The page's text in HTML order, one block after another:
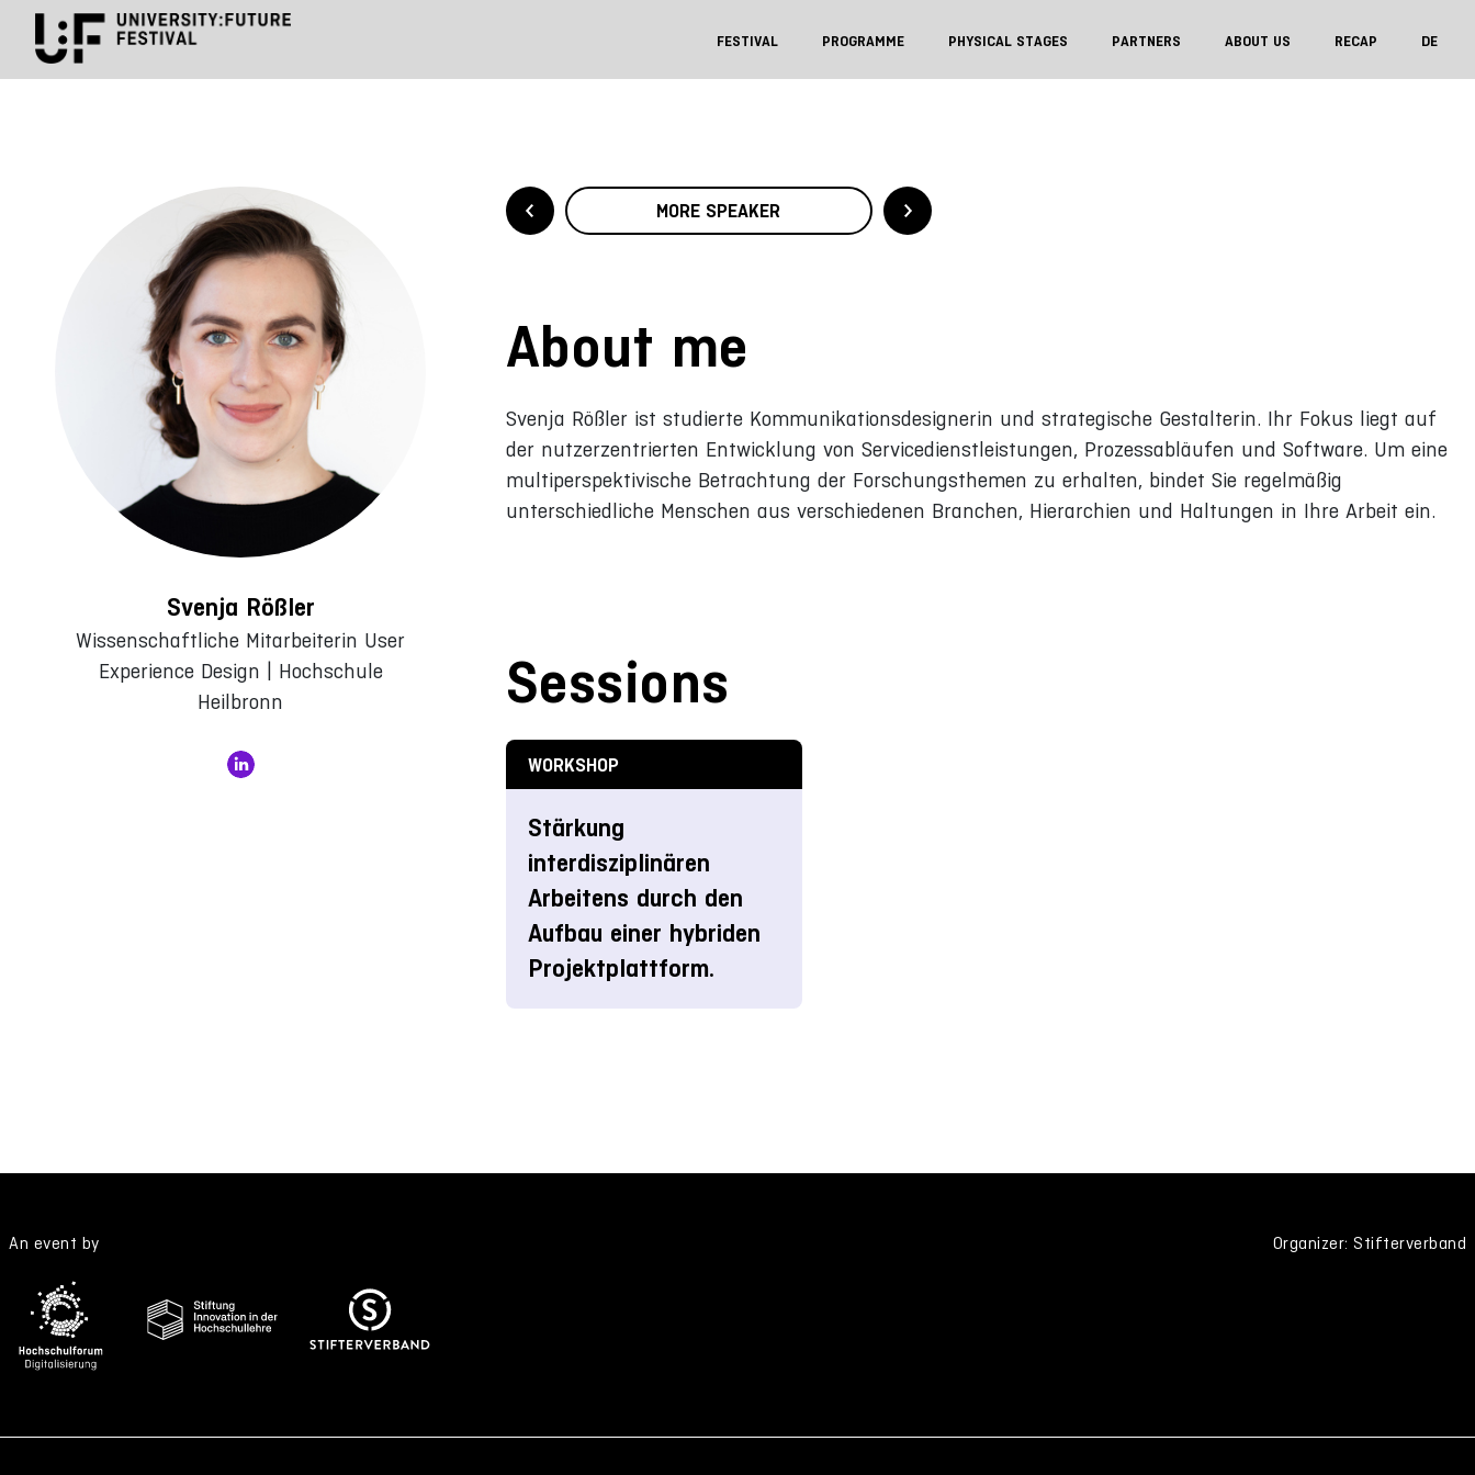
FESTIVAL PROGRAMME PHYSICAL STAGES PARTNERS ABOUT US RECAP DE
Svenja Rößler
Wissenschaftliche Mitarbeiterin User
Experience Design | Hochschule
Heilbronn
MORE SPEAKER
About me
Svenja Rößler ist studierte Kommunikationsdesignerin und strategische Gestalterin. Ihr Fokus liegt auf
der nutzerzentrierten Entwicklung von Servicedienstleistungen, Prozessabläufen und Software. Um eine
multiperspektivische Betrachtung der Forschungsthemen zu erhalten, bindet Sie regelmäßig
unterschiedliche Menschen aus verschiedenen Branchen, Hierarchien und Haltungen in Ihre Arbeit ein.
Sessions
WORKSHOP
Stärkung
interdisziplinären
Arbeitens durch den
Aufbau einer hybriden
Projektplattform.
An event by Organizer: Stifterverband